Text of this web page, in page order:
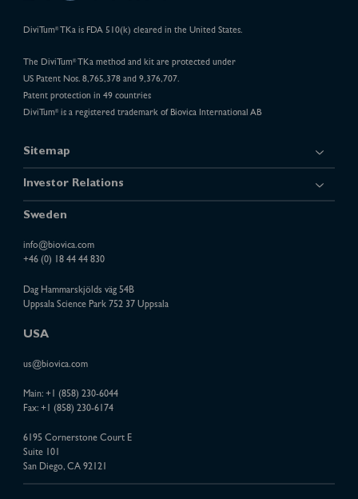
DiviTum®TKa is FDA 510(k) cleared in the United States.
The DiviTum®TKa method and kit are protected under
US Patent Nos. 8,765,378 and 9,376,707.
Patent protection in 49 countries
DiviTum®is a registered trademark of Biovica International AB
Sitemap
Investor Relations
Sweden
info@biovica.com
+46 (0) 18 44 44 830
Dag Hammarskjölds väg 54B
Uppsala Science Park 752 37 Uppsala
USA
us@biovica.com
Main: +1 (858) 230-6044
Fax: +1 (858) 230-6174
6195 Cornerstone Court E
Suite 101
San Diego, CA 92121